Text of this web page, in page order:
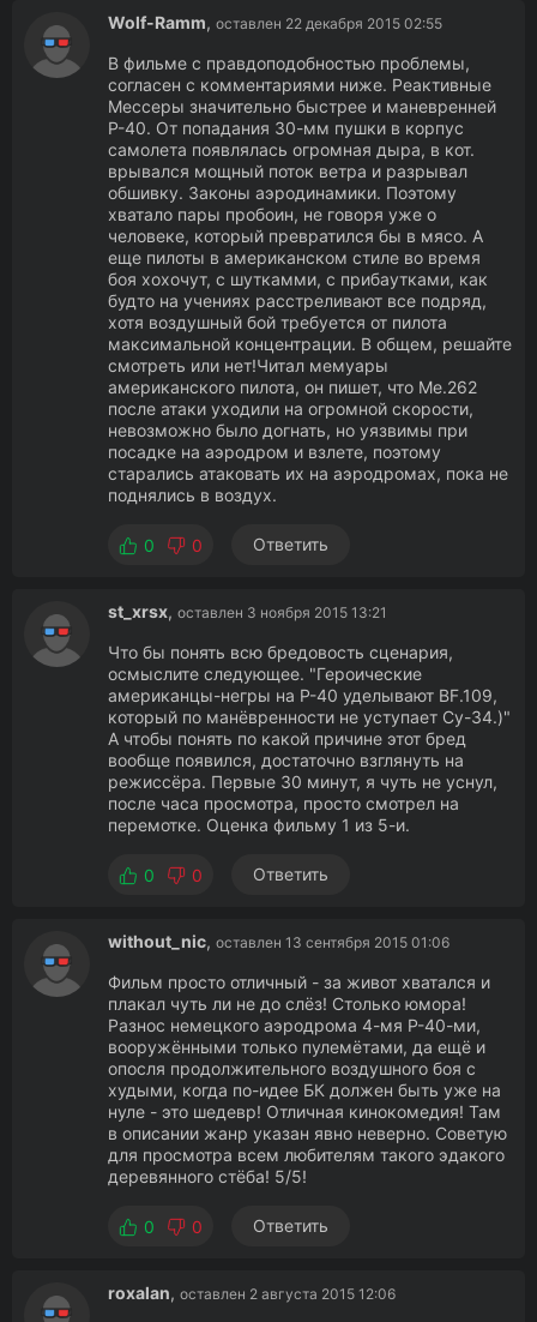
Wolf-Ramm, оставлен 22 декабря 2015 02:55
В фильме с правдоподобностью проблемы,
согласен с комментариями ниже. Реактивные
Мессеры значительно быстрее и маневренней
Р-40. От попадания 30-мм пушки в корпус
самолета появлялась огромная дыра, в кот.
врывался мощный поток ветра и разрывал
обшивку. Законы аэродинамики. Поэтому
хватало пары пробоин, не говоря уже о
человеке, который превратился бы в мясо. А
еще пилоты в американском стиле во время
боя хохочут, с шуткамми, с прибаутками, как
будто на учениях расстреливают все подряд,
хотя воздушный бой требуется от пилота
максимальной концентрации. В общем, решайте
смотреть или нет!Читал мемуары
американского пилота, он пишет, что Ме.262
после атаки уходили на огромной скорости,
невозможно было догнать, но уязвимы при
посадке на аэродром и взлете, поэтому
старались атаковать их на аэродромах, пока не
поднялись в воздух.
0 0 Ответить
st_xrsx, оставлен 3 ноября 2015 13:21
Что бы понять всю бредовость сценария,
осмыслите следующее. "Героические
американцы-негры на Р-40 уделывают BF.109,
который по манёвренности не уступает Су-34.)"
А чтобы понять по какой причине этот бред
вообще появился, достаточно взглянуть на
режиссёра. Первые 30 минут, я чуть не уснул,
после часа просмотра, просто смотрел на
перемотке. Оценка фильму 1 из 5-и.
0 0 Ответить
without_nic, оставлен 13 сентября 2015 01:06
Фильм просто отличный - за живот хватался и
плакал чуть ли не до слёз! Столько юмора!
Разнос немецкого аэродрома 4-мя Р-40-ми,
вооружёнными только пулемётами, да ещё и
опосля продолжительного воздушного боя с
худыми, когда по-идее БК должен быть уже на
нуле - это шедевр! Отличная кинокомедия! Там
в описании жанр указан явно неверно. Советую
для просмотра всем любителям такого эдакого
деревянного стёба! 5/5!
0 0 Ответить
roxalan, оставлен 2 августа 2015 12:06